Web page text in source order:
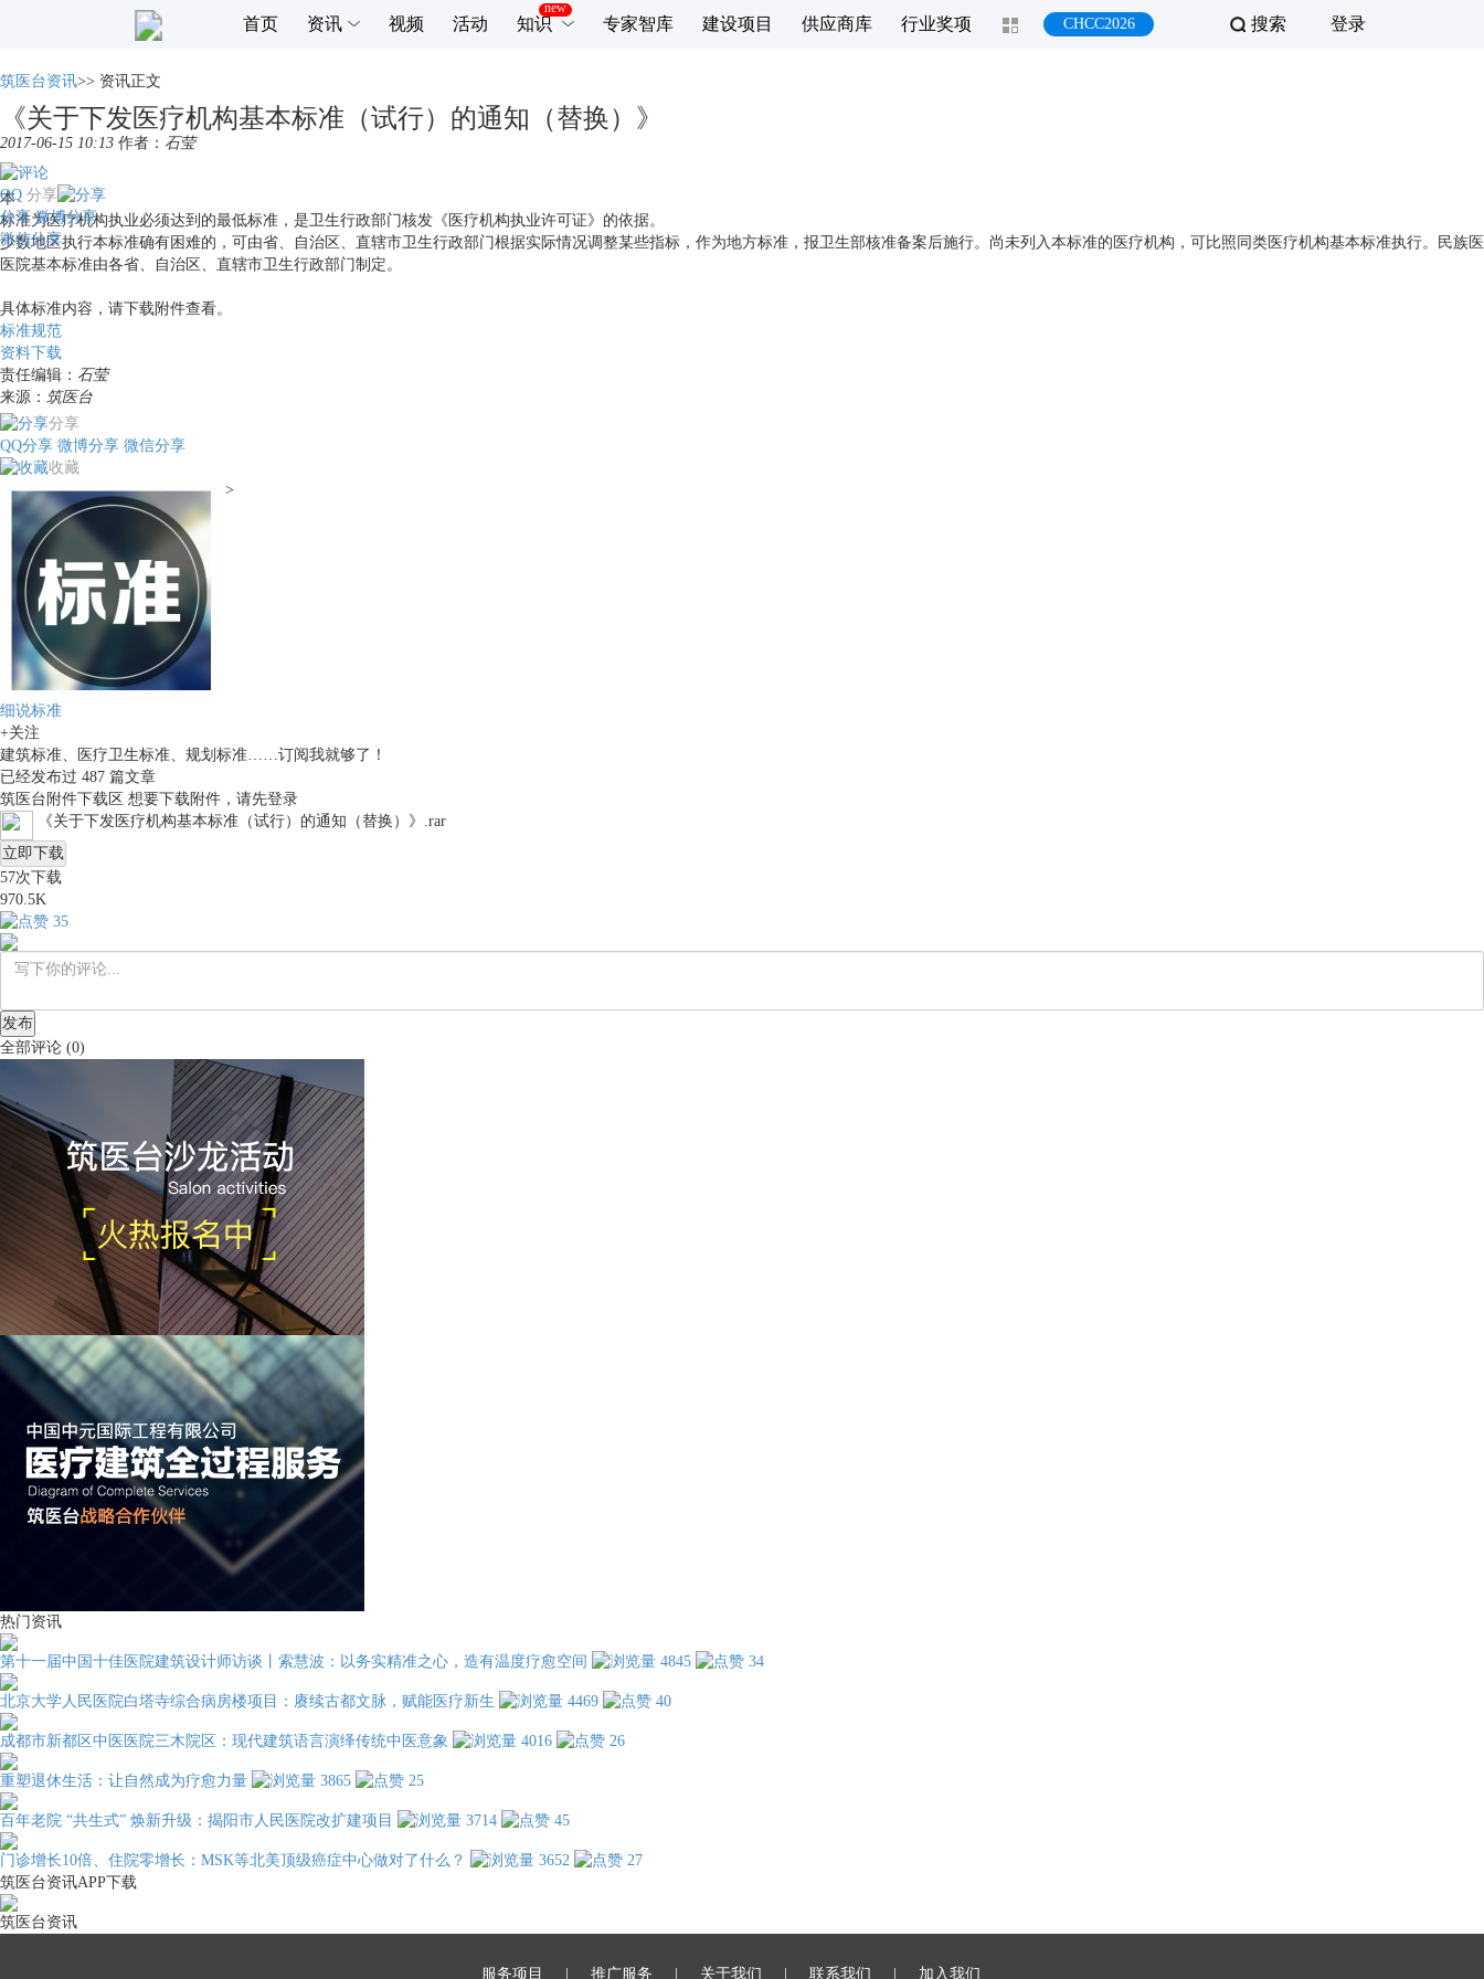
登录
搜索
首页 资讯 视频 活动 知识 专家智库 建设项目 供应商库 行业奖项 CHCC2026
筑医台资讯>> 资讯正文
《关于下发医疗机构基本标准（试行）的通知（替换）》
2017-06-15 10:13 作者： 石莹
分享
QQ
分享 微博分享
微信分享
本
标准为医疗机构执业必须达到的最低标准，是卫生行政部门核发《医疗机构执业许可证》的依据。
少数地区执行本标准确有困难的，可由省、自治区、直辖市卫生行政部门根据实际情况调整某些指标，作为地方标准，报卫生部核准备案后施行。尚未列入本标准的医疗机构，可比照同类医疗机构基本标准执行。民族医
医院基本标准由各省、自治区、直辖市卫生行政部门制定。
具体标准内容，请下载附件查看。
标准规范
资料下载
责任编辑： 石莹
来源： 筑医台
分享
QQ分享 微博分享 微信分享
收藏
>
细说标准
+关注
建筑标准、医疗卫生标准、规划标准……订阅我就够了！
已经发布过 487 篇文章
筑医台附件下载区 想要下载附件，请先登录
《关于下发医疗机构基本标准（试行）的通知（替换）》.rar
立即下载
57次下载
970.5K
35
发布
全部评论 (0)
热门资讯
第十一届中国十佳医院建筑设计师访谈丨索慧波：以务实精准之心，造有温度疗愈空间 4845 34
北京大学人民医院白塔寺综合病房楼项目：赓续古都文脉，赋能医疗新生 4469 40
成都市新都区中医医院三木院区：现代建筑语言演绎传统中医意象 4016 26
重塑退休生活：让自然成为疗愈力量 3865 25
百年老院 “共生式” 焕新升级：揭阳市人民医院改扩建项目 3714 45
门诊增长10倍、住院零增长：MSK等北美顶级癌症中心做对了什么？ 3652
27
筑医台资讯APP下载
筑医台资讯
服务项目 推广服务 关于我们 联系我们 加入我们